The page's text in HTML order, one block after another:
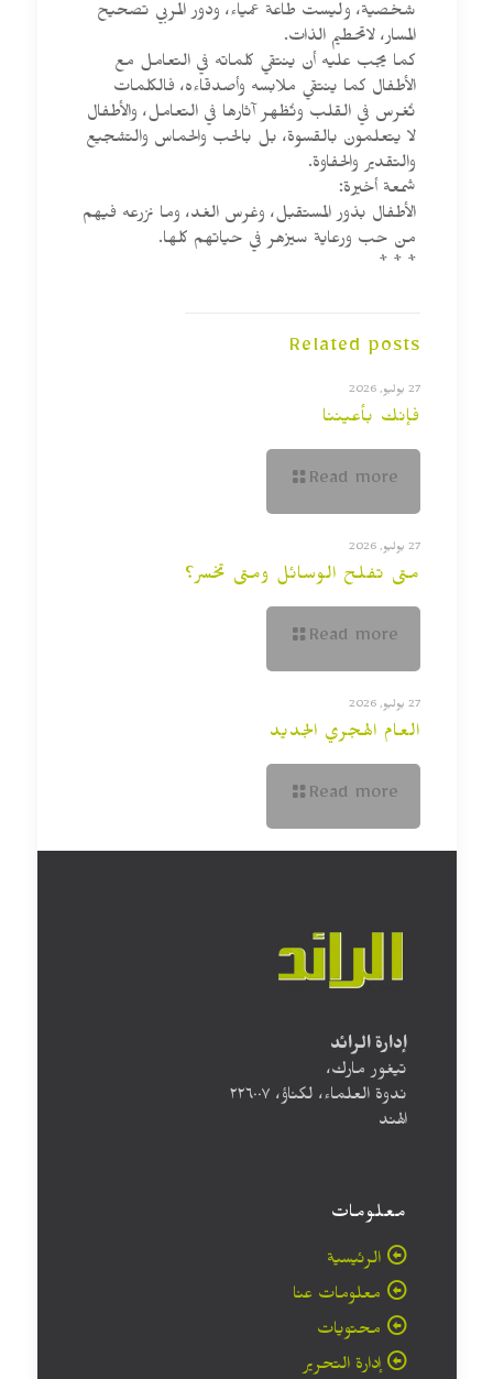
شخصية، وليست طاعة عمياء، ودور المربي تصحيح
المسار، لاتحطيم الذات.
كما يجب عليه أن ينتقي كلماته في التعامل مع
الأطفال كما ينتقي ملابسه وأصدقاءه، فالكلمات
تُغرس في القلب وتُظهر آثارها في التعامل، والأطفال
لا يتعلمون بالقسوة، بل بالحب والحماس والتشجيع
والتقدير والحفاوة.
شمعة أخيرة:
الأطفال بذور المستقبل، وغرس الغد، وما نزرعه فيهم
من حب ورعاية سيزهر في حياتهم كلها.
* * *
Related posts
27 يوليو, 2026
فإنك بأعيننا
Read more
27 يوليو, 2026
متى تفلح الوسائل ومتى تخسر؟
Read more
27 يوليو, 2026
العام الهجري الجديد
Read more
إدارة الرائد
تيغور مارك،
ندوة العلماء، لكناؤ، ۲۲٦۰۰۷
الهند
معلومات
الرئيسية
معلومات عنا
محتويات
إدارة التحرير